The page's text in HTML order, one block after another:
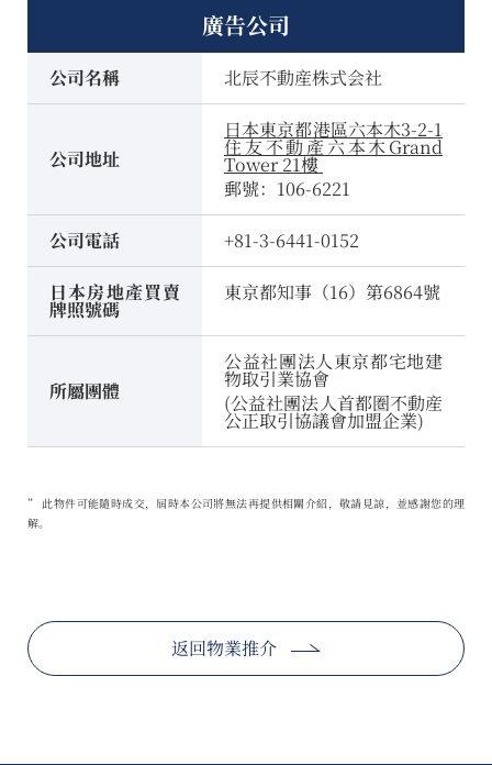
廣告公司
公司名稱 北辰不動産株式会社
公司地址
日本東京都港區六本木3-2-1
住友不動產六本木Grand
Tower 21樓
郵號：106-6221
公司電話 +81-3-6441-0152
日本房地產買賣
牌照號碼
東京都知事（16）第6864號
所屬團體
公益社團法人東京都宅地建
物取引業協會
(公益社團法人首都圏不動産
公正取引協議會加盟企業)
” 此物件可能隨時成交，屆時本公司將無法再提供相關介紹，敬請見諒，並感謝您的理
解。
返回物業推介